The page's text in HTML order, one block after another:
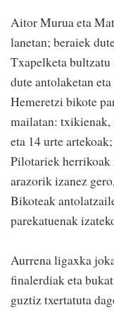
Aitor Murua eta
lanetan; beraiek
Txapelketa bultzatu
dute antolaketan
Hemeretzi bikote
mailatan: txikienak,
eta 14 urte
Pilotariek herrikoak
arazorik izanez
Bikoteak
parekatuenak
Aurrena ligaxka
finalerdiak eta
guztiz txertatuta